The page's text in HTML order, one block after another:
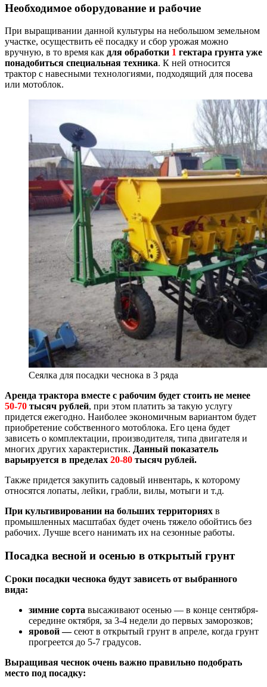
Необходимое оборудование и рабочие
При выращивании данной культуры на небольшом земельном
участке, осуществить её посадку и сбор урожая можно
вручную, в то время как для обработки 1 гектара грунта уже
понадобиться специальная техника. К ней относится
трактор с навесными технологиями, подходящий для посева
или мотоблок.
Сеялка для посадки чеснока в 3 ряда
Аренда трактора вместе с рабочим будет стоить не менее
50-70 тысяч рублей, при этом платить за такую услугу
придется ежегодно. Наиболее экономичным вариантом будет
приобретение собственного мотоблока. Его цена будет
зависеть о комплектации, производителя, типа двигателя и
многих других характеристик. Данный показатель
варьируется в пределах 20-80 тысяч рублей.
Также придется закупить садовый инвентарь, к которому
относятся лопаты, лейки, грабли, вилы, мотыги и т.д.
При культивировании на больших территориях в
промышленных масштабах будет очень тяжело обойтись без
рабочих. Лучше всего нанимать их на сезонные работы.
Посадка весной и осенью в открытый грунт
Сроки посадки чеснока будут зависеть от выбранного
вида:
зимние сорта высаживают осенью — в конце сентября-
середине октября, за 3-4 недели до первых заморозков;
яровой —сеют в открытый грунт в апреле, когда грунт
прогреется до 5-7 градусов.
Выращивая чеснок очень важно правильно подобрать
место под посадку: